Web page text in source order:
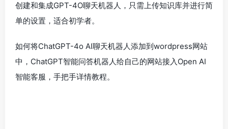
创建和集成GPT-4O聊天机器人，只需上传知识库并进行简
单的设置，适合初学者。
如何将ChatGPT-4o AI聊天机器人添加到wordpress网站
中，ChatGPT智能问答机器人给自己的网站接入Open AI
智能客服，手把手详情教程。